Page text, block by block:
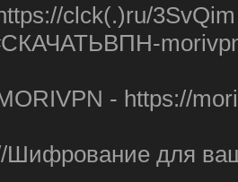
clck(.)ru/
- https://
Шифрование для